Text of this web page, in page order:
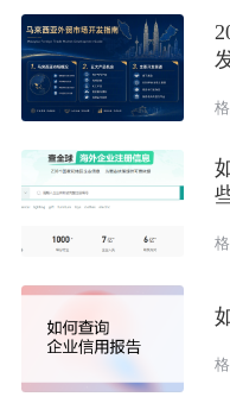
可以创建公司页面的
建立一个公司页面，
人账号建立一个公司
板或者外贸经理的建
下， 如果不是老板或
确，会自动关联到公
用呢？